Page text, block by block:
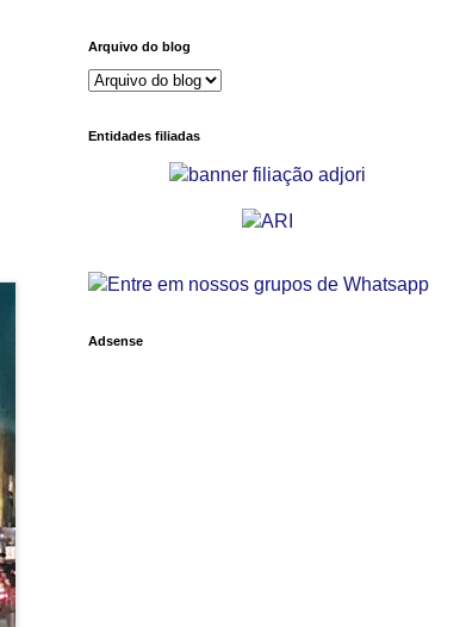
Arquivo do blog
Entidades filiadas
Adsense